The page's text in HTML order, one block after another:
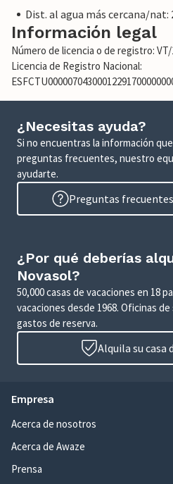
Dist. al agua más cercana/nat:
Información legal
Número de licencia o de registro: VT/
Licencia de Registro Nacional:
¿Necesitas ayuda?
Si no encuentras la información
preguntas frecuentes, nuestro
ayudarte.
Preguntas
¿Por qué deberías
Novasol?
50,000 casas de vacaciones en 18
vacaciones desde 1968. Oficinas
gastos de reserva.
Alquila su casa
Empresa
Acerca de nosotros
Acerca de Awaze
Prensa